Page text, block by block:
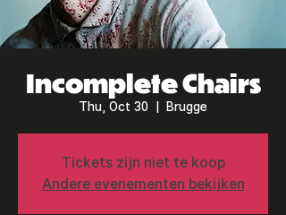
Incomplete Chairs
Thu, Oct 30 Brugge
Tickets zijn niet te koop
Andere evenementen bekijken